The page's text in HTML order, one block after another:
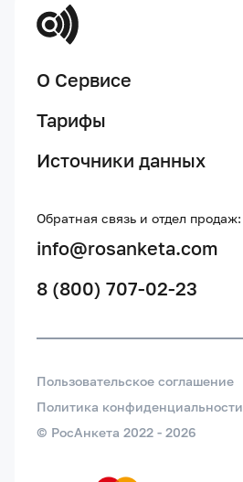
О Сервисе
Тарифы
Источники данных
Обратная связь и отдел продаж:
info@rosanketa.com
8 (800) 707-02-23
Пользовательское соглашение
Политика конфиденциальности
© РосАнкета 2022 - 2026